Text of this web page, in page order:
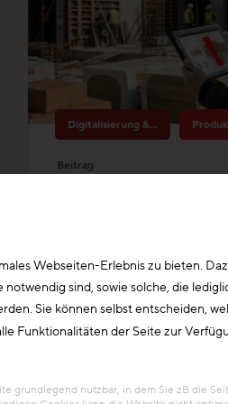
Digitalisierung & Innovation
Beitrag
Kontext der
Geld und Nerven.
nur als Problem zu
Zukunftsagentur Bau
Webseiten-Erlebnis zu bieten.
sind, sowie solche, die
Sie können selbst entscheiden,
Funktionalitäten der Seite zur
grundlegend nutzbar, in dem Sie zB die